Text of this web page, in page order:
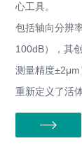
心工具。
包括轴向分辨
100dB），其
测量精度
重新定义了活